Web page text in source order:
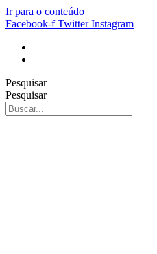
Ir para o conteúdo
Facebook-f Twitter Instagram
Pesquisar
Pesquisar